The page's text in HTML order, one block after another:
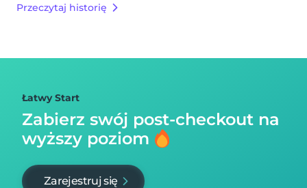
Przeczytaj historię
Łatwy Start
Zabierz swój post-checkout na
wyższy poziom
Zarejestruj się